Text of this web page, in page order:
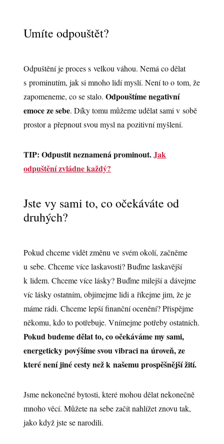
Umíte odpouštět?
Odpuštění je proces s velkou váhou. Nemá co dělat
s prominutím, jak si mnoho lidí myslí. Není to o tom, že
zapomeneme, co se stalo.Odpouštíme negativní
emoce ze sebe. Díky tomu můžeme udělat sami v sobě
prostor a přepnout svou mysl na pozitivní myšlení.
TIP: Odpustit neznamená prominout.Jak
odpuštění zvládne každý?
Jste vy sami to, co očekáváte od
druhých?
Pokud chceme vidět změnu ve svém okolí, začněme
u sebe. Chceme více laskavosti? Buďme laskavější
k lidem. Chceme více lásky? Buďme milejší a dávejme
víc lásky ostatním, objímejme lidi a říkejme jim, že je
máme rádi. Chceme lepší finanční ocenění? Přispějme
někomu, kdo to potřebuje. Vnímejme potřeby ostatních.
Pokud budeme dělat to, co očekáváme my sami,
energeticky povýšíme svou vibraci na úroveň, ze
které není jiné cesty než k našemu prospěšnější žití.
Jsme nekonečné bytosti, které mohou dělat nekonečně
mnoho věcí. Můžete na sebe začít nahlížet znovu tak,
jako když jste se narodili.